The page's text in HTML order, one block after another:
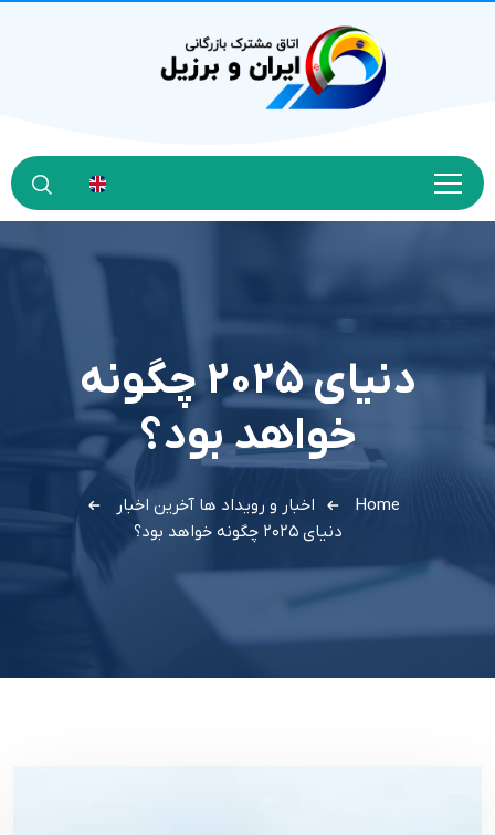
دنیای ۲۰۲۵ چگونه
خواهد بود؟
Home اخبار و رویداد ها آخرین اخبار
دنیای ۲۰۲۵ چگونه خواهد بود؟